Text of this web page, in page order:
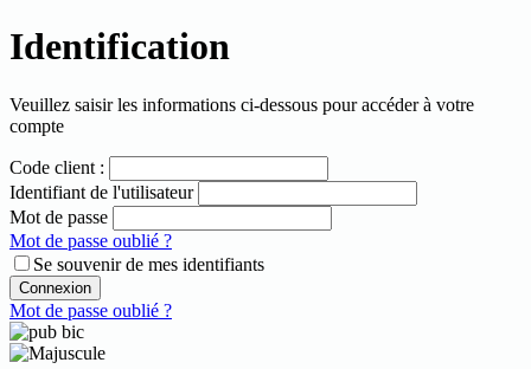
Identification
Veuillez saisir les informations ci-dessous pour accéder à votre
compte
Code client :
Identifiant de l'utilisateur
Mot de passe
Mot de passe oublié ?
Se souvenir de mes identifiants
Connexion
Mot de passe oublié ?